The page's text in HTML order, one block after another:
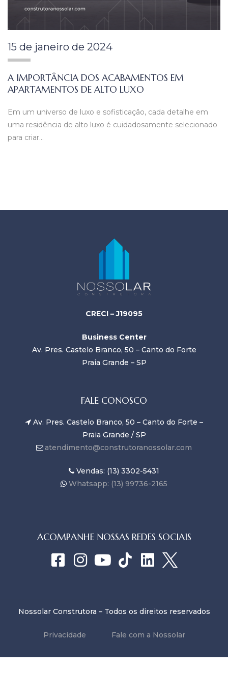
15 de janeiro de 2024
A IMPORTÂNCIA DOS ACABAMENTOS EM
APARTAMENTOS DE ALTO LUXO
Em um universo de luxo e sofisticação, cada detalhe em
uma residência de alto luxo é cuidadosamente selecionado
para criar…
CRECI – J19095
Business Center
Av. Pres. Castelo Branco, 50 – Canto do Forte
Praia Grande – SP
FALE CONOSCO
Av. Pres. Castelo Branco, 50 – Canto do Forte –
Praia Grande / SP
atendimento@construtoranossolar.com
Vendas: (13) 3302-5431
Whatsapp: (13) 99736-2165
ACOMPANHE NOSSAS REDES SOCIAIS
Nossolar Construtora – Todos os direitos reservados
Privacidade Fale com a Nossolar